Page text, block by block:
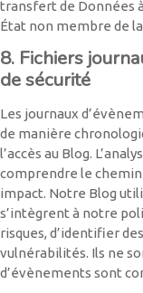
transfert de Données
État non membre de
8. Fichiers
de sécurité
Les journaux
de manière
l’accès au Blog.
comprendre le
impact. Notre Blog
s’intègrent à notre
risques, d’identifier
vulnérabilités. Ils ne
d’évènements sont